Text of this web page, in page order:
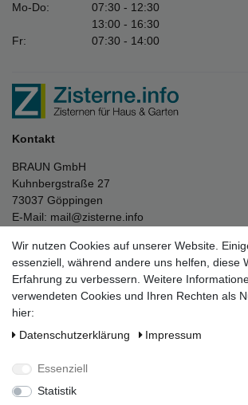
Mo-Do:
07:30 - 12:30
13:00 - 16:30
Fr:
07:30 - 14:00
Kontakt
BRAUN GmbH
Kuhnbergstraße 27
73037 Göppingen
E-Mail: mail@zisterne.info
Unternehmen
Datenschutzerklärung
Impressum
Über uns
Folgen Sie uns auf Social Media
Wir nutzen Cookies auf unserer Website.
essenziell, während andere uns helfen, diese
Erfahrung zu verbessern. Weitere
verwendeten Cookies und Ihren Rechten als
hier:
Daten­schutz­erklärung
Impressum
Essenziell
Statistik